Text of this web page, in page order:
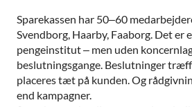
Sparekassen har 50–60
Svendborg, Haarby, Faaborg. Det er
pengeinstitut – men uden
beslutningsgange. Beslutninger
placeres tæt på kunden. Og
end kampagner.